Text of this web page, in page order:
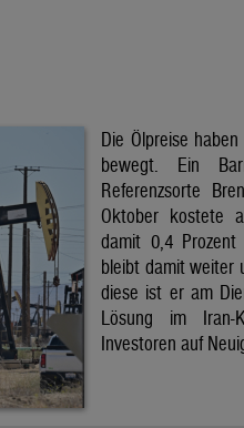
Die Ölpreise
bewegt. Ein
Referenzsorte
Oktober kostete
damit 0,4
bleibt damit weiter
diese ist er am
Lösung im Iran-
Investoren auf